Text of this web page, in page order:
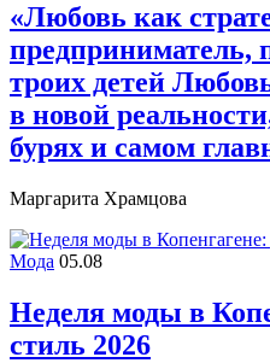
«Любовь как
предприниматель,
троих детей
в новой
бурях и самом
Маргарита Храмцова
Мода 05.08
Неделя моды в
стиль 2026